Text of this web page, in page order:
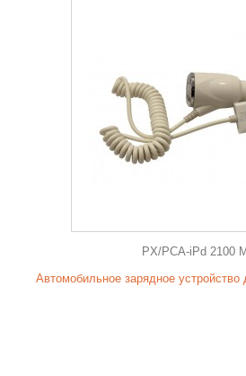
PX/PCA-iPd 2100
Автомобильное зарядное